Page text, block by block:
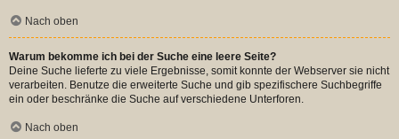
Nach oben
Warum bekomme ich bei der Suche eine leere Seite?
Deine Suche lieferte zu viele Ergebnisse, somit konnte der Webserver sie nicht
verarbeiten. Benutze die erweiterte Suche und gib spezifischere Suchbegriffe
ein oder beschränke die Suche auf verschiedene Unterforen.
Nach oben